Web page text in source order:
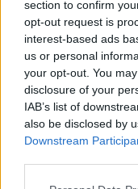
section to confirm
opt-out request is
interest-based ads
us or personal
your opt-out. You
disclosure of your
IAB’s list of
also be disclosed by
Downstream
Please note that this
Revisar las
y la extracción
fundamental.
seguras y
cómodo y
reservar entre un
para imprevistos,